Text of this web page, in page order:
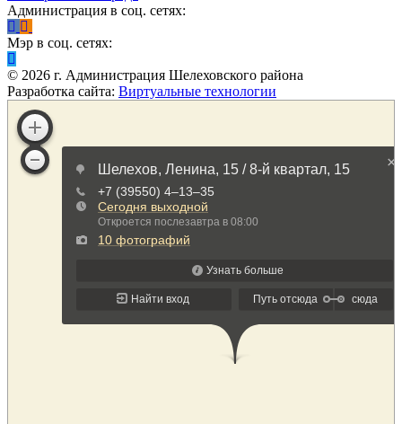
Администрация в соц. сетях:
Мэр в соц. сетях:
© 2026 г. Администрация Шелеховского района
Разработка сайта: Виртуальные технологии